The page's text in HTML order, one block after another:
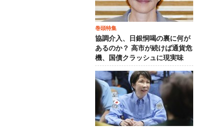
巻頭特集
協調介入、日銀恫喝の裏に何が
あるのか？ 高市が続けば通貨危
機、国債クラッシュに現実味